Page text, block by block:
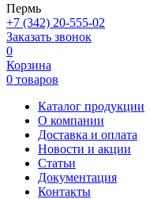
Пермь
+7 (342) 20-555-02
Заказать звонок
0
Корзина
0 товаров
Каталог продукции
О компании
Доставка и оплата
Новости и акции
Статьи
Документация
Контакты